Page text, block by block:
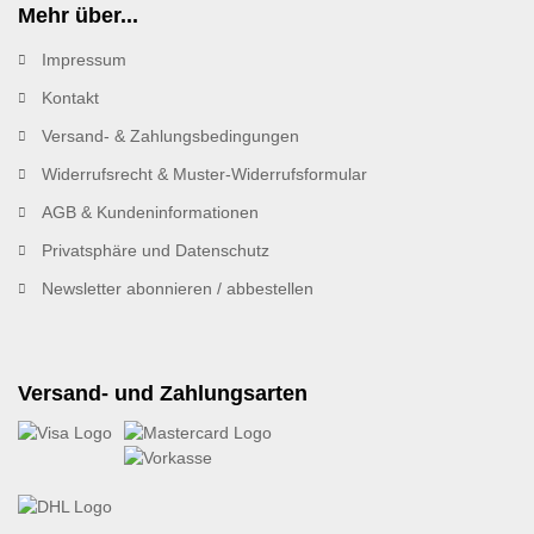
Mehr über...
Impressum
Kontakt
Versand- & Zahlungsbedingungen
Widerrufsrecht & Muster-Widerrufsformular
AGB & Kundeninformationen
Privatsphäre und Datenschutz
Newsletter abonnieren / abbestellen
Versand- und Zahlungsarten